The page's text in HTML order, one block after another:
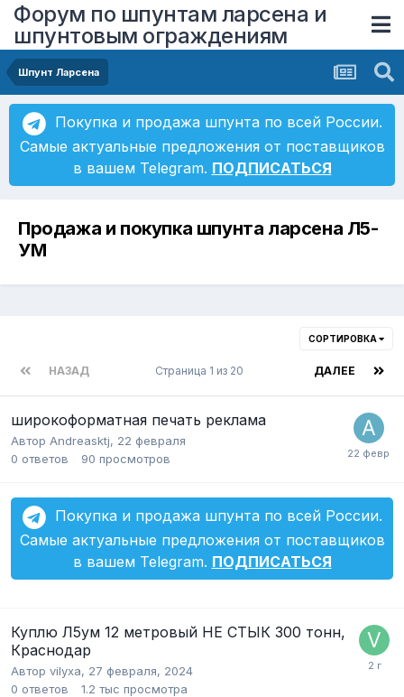
Форум по шпунтам ларсена и
шпунтовым ограждениям
Шпунт Ларсена
Покупка и продажа шпунта по всей России.
Самые актуальные предложения от поставщиков
в вашем Telegram. ПОДПИСАТЬСЯ
Продажа и покупка шпунта ларсена Л5-
УМ
СОРТИРОВКА
НАЗАД ДАЛЕЕ
Страница 1 из 20
широкоформатная печать реклама
Автор Andreasktj, 22 февраля
0 ответов 90 просмотров
Покупка и продажа шпунта по всей России.
Самые актуальные предложения от поставщиков
в вашем Telegram. ПОДПИСАТЬСЯ
Куплю Л5ум 12 метровый НЕ СТЫК 300 тонн,
Краснодар
Автор vilyxa, 27 февраля, 2024
0 ответов 1.2 тыс просмотра